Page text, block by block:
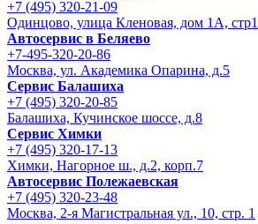
+7 (495) 320-21-09
Одинцово, улица Кленовая, дом 1А, стр1
Автосервис в Беляево
+7-495-320-20-86
Москва, ул. Академика Опарина, д.5
Сервис Балашиха
+7 (495) 320-20-85
Балашиха, Кучинское шоссе, д.8
Сервис Химки
+7 (495) 320-17-13
Химки, Нагорное ш., д.2, корп.7
Автосервис Полежаевская
+7 (495) 320-23-48
Москва, 2-я Магистральная ул., 10, стр. 1